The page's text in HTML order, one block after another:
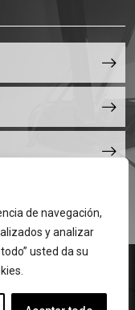
de navegación,
y analizar
usted da su
inicio